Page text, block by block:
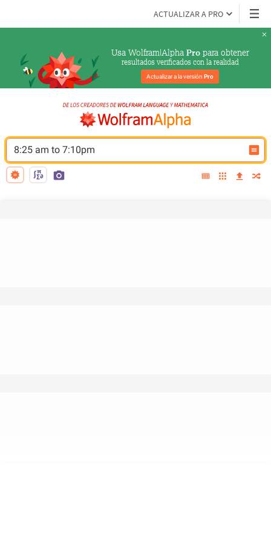
ACTUALIZAR A PRO
Usa Wolfram|Alpha Pro para obtener
resultados verificados con la realidad
Actualizar a la versión Pro
8:25 am to 7:10pm